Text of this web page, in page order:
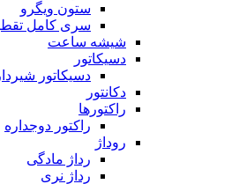
ستون ویگرو
سری کامل
شیشه ساعت
دسیکاتور
دسیکاتور
دکانتور
راکتورها
راکتور دوجداره
روداژ
رداژ مادگی
رداژ نری